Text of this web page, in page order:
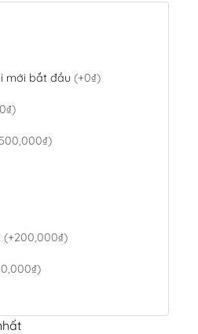
mới bắt đầu (+0₫)
(+200,000₫)